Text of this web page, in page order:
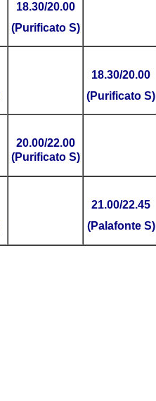
18.30/20.00
(Purificato S)
18.30/20.00
(Purificato S)
20.00/22.00
(Purificato S)
21.00/22.45
(Palafonte S)